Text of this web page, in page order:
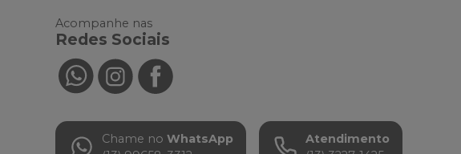
Acompanhe nas
Redes Sociais
Chame no WhatsApp
Atendimento